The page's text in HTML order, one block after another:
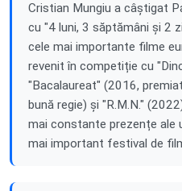
Cristian Mungiu a câștigat
cu "4 luni, 3 săptămâni și 2
cele mai importante filme
revenit în competiție cu
"Bacalaureat" (2016,
bună regie) și "R.M.N."
mai constante prezențe ale
mai important festival de